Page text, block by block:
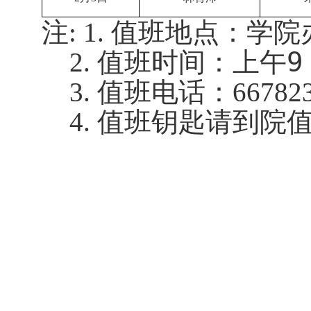
注: 1. 值班地点：学院
2.值班时间：上午9
3.值班电话：
4.值班钥匙请到院